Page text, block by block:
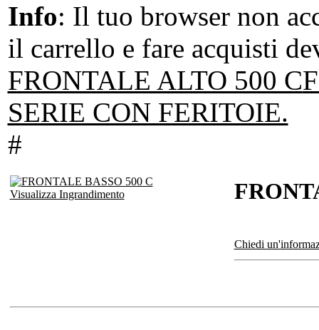
Info: Il tuo browser non
il carrello e fare acquisti
FRONTALE ALTO 500 C
SERIE CON FERITOIE.
#
Visualizza Ingrandimento
Chiedi